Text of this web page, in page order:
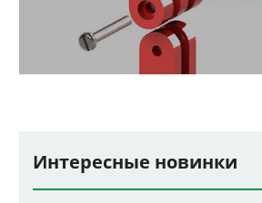
Интересные новинки